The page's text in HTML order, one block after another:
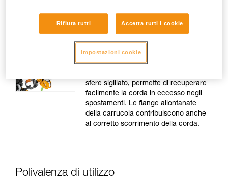
Facilità di recuperare la corda
sfere sigillato, permette di recuperare
facilmente la corda in eccesso negli
spostamenti. Le flange allontanate
della carrucola contribuiscono anche
al corretto scorrimento della corda.
Polivalenza di utilizzo
Rifiuta tutti Accetta tutti i cookie
Impostazioni cookie